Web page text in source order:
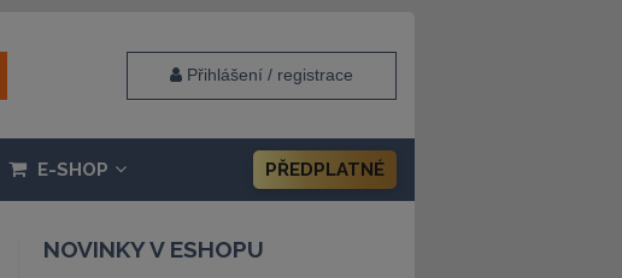
Přihlášení / registrace
E-SHOP PŘEDPLATNÉ
NOVINKY V ESHOPU